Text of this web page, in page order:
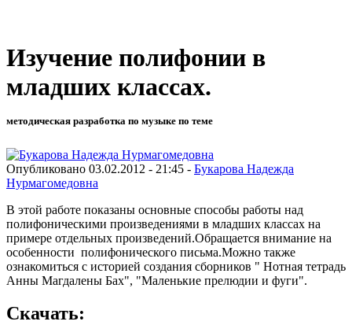
Изучение полифонии в
младших классах.
методическая разработка по музыке по теме
Опубликовано 03.02.2012 - 21:45 - Букарова Надежда
Нурмагомедовна
В этой работе показаны основные способы работы над
полифоническими произведениями в младших классах на
примере отдельных произведений.Обращается внимание на
особенности полифонического письма.Можно также
ознакомиться с историей создания сборников " Нотная тетрадь
Анны Магдалены Бах", "Маленькие прелюдии и фуги".
Скачать: